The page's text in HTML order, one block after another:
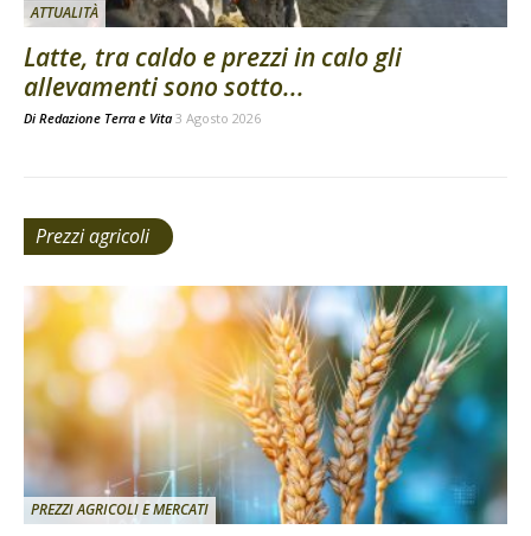
ATTUALITÀ
Latte, tra caldo e prezzi in calo gli
allevamenti sono sotto...
Di Redazione Terra e Vita 3 Agosto 2026
Prezzi agricoli
PREZZI AGRICOLI E MERCATI